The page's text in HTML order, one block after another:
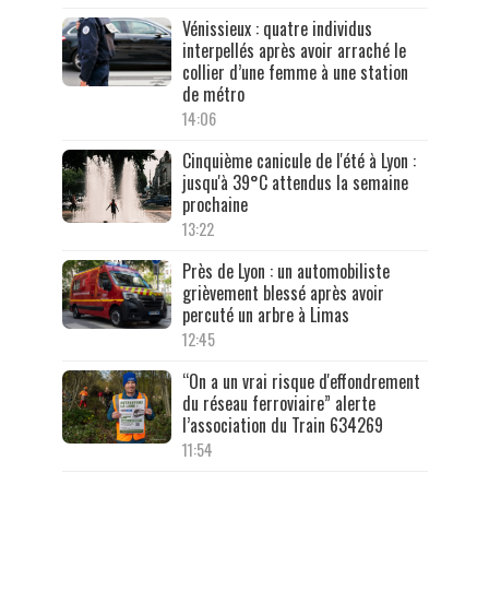
Vénissieux : quatre individus
interpellés après avoir arraché le
collier d’une femme à une station
de métro
14:06
Cinquième canicule de l'été à Lyon :
jusqu'à 39°C attendus la semaine
prochaine
13:22
Près de Lyon : un automobiliste
grièvement blessé après avoir
percuté un arbre à Limas
12:45
“On a un vrai risque d'effondrement
du réseau ferroviaire” alerte
l’association du Train 634269
11:54